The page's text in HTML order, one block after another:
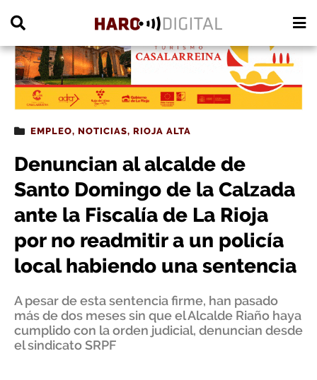
EMPLEO, NOTICIAS, RIOJA ALTA
Denuncian al alcalde de
Santo Domingo de la Calzada
ante la Fiscalía de La Rioja
por no readmitir a un policía
local habiendo una sentencia
A pesar de esta sentencia firme, han pasado
más de dos meses sin que el Alcalde Riaño haya
cumplido con la orden judicial, denuncian desde
el sindicato SRPF